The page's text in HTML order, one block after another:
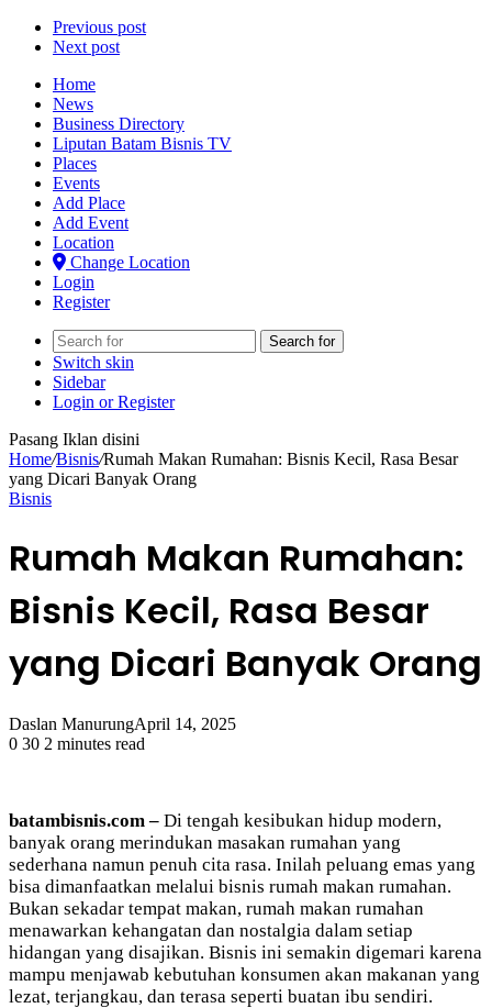
Previous post
Next post
Home
News
Business Directory
Liputan Batam Bisnis TV
Places
Events
Add Place
Add Event
Location
Change Location
Login
Register
Search for
Switch skin
Sidebar
Login or Register
Pasang Iklan disini
Home/Bisnis/Rumah Makan Rumahan: Bisnis Kecil, Rasa Besar
yang Dicari Banyak Orang
Bisnis
Rumah Makan Rumahan:
Bisnis Kecil, Rasa Besar
yang Dicari Banyak Orang
Daslan ManurungApril 14, 2025
0 30 2 minutes read
batambisnis.com – Di tengah kesibukan hidup modern,
banyak orang merindukan masakan rumahan yang
sederhana namun penuh cita rasa. Inilah peluang emas yang
bisa dimanfaatkan melalui bisnis rumah makan rumahan.
Bukan sekadar tempat makan, rumah makan rumahan
menawarkan kehangatan dan nostalgia dalam setiap
hidangan yang disajikan. Bisnis ini semakin digemari karena
mampu menjawab kebutuhan konsumen akan makanan yang
lezat, terjangkau, dan terasa seperti buatan ibu sendiri.